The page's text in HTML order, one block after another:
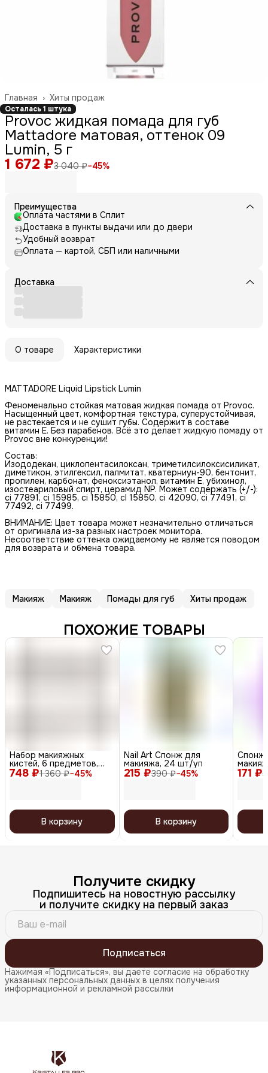
Хиты продаж
Главная ›
Осталась 1 штука
Provoc жидкая помада для губ
Mattadore матовая, оттенок 09
Lumin, 5 г
1 672 ₽3 040 ₽−45%
Преимущества
Оплата частями в Сплит
Доставка в пункты выдачи или до двери
Удобный возврат
Оплата — картой, СБП или наличными
Доставка
О товаре Характеристики
MATTADORE Liquid Lipstick Lumin
Феноменально стойкая матовая жидкая помада от Provoc.
Насыщенный цвет, комфортная текстура, суперустойчивая,
не растекается и не сушит губы. Содержит в составе
витамин Е. Без парабенов. Всё это делает жидкую помаду от
Provoc вне конкуренции!
Состав:
Изододекан, циклопентасилоксан, триметилсилоксисиликат,
диметикон, этилгексил, палмитат, кватерниун-90, бентонит,
пропилен, карбонат, феноксиэтанол, витамин Е, убихинол,
изостеариловый спирт, церамид NP. Может содержать (+/-):
ci 77891, ci 15985, ci 15850, cl 15850, ci 42090, ci 77491, ci
77492, ci 77499.
ВНИМАНИЕ: Цвет товара может незначительно отличаться
от оригинала из-за разных настроек монитора.
Несоответствие оттенка ожидаемому не является поводом
для возврата и обмена товара.
Макияж Макияж Помады для губ Хиты продаж
ПОХОЖИЕ ТОВАРЫ
748 ₽1 360 ₽−45%
Набор макияжных
кистей, 6 предметов,
серебристый
В корзину
215 ₽390 ₽−45%
Nail Art Спонж для
макияжа, 24 шт/уп
В корзину
171 ₽
Получите скидку
Подпишитесь на новостную рассылку
и получите скидку на первый заказ
Подписаться
Нажимая «Подписаться», вы даете согласие на обработку
указанных персональных данных в целях получения
информационной и рекламной рассылки